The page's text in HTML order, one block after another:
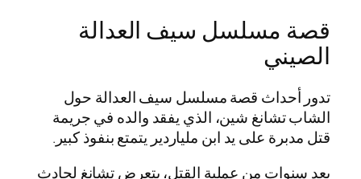
قصة مسلسل سيف العدالة
الصيني
تدور أحداث قصة مسلسل سيف العدالة حول
الشاب تشانغ شين، الذي يفقد والده في جريمة
قتل مدبرة على يد ابن ملياردير يتمتع بنفوذ كبير.
بعد سنوات من عملية القتل، يتعرض تشانغ لحادث